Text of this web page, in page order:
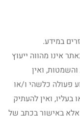
במידע.
אינו מהווה ייעוץ
ואין
פעולה כלשהי ו/או
ואין להעתיק
באישור בכתב של